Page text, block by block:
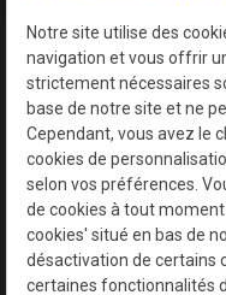
Notre site utilise des
navigation et vous offrir
strictement nécessaires
base de notre site et ne
Cependant, vous avez le
cookies de
selon vos préférences.
de cookies à tout
cookies' situé en bas de
désactivation de certains
certaines fonctionnalités